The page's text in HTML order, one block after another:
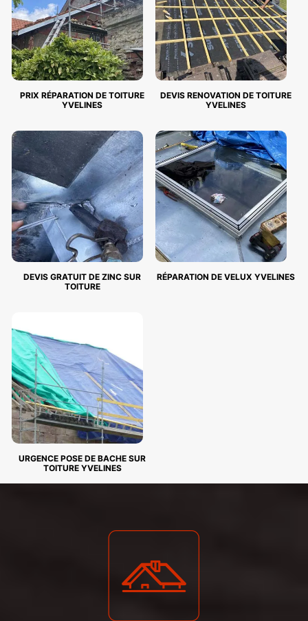
PRIX RÉPARATION DE TOITURE
YVELINES
DEVIS RENOVATION DE TOITURE
YVELINES
DEVIS GRATUIT DE ZINC SUR
TOITURE
RÉPARATION DE VELUX YVELINES
URGENCE POSE DE BACHE SUR
TOITURE YVELINES